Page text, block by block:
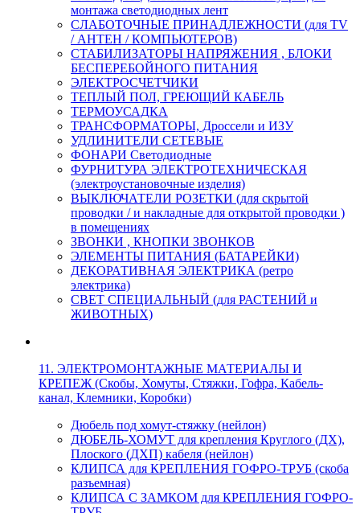
монтажа светодиодных лент
СЛАБОТОЧНЫЕ ПРИНАДЛЕЖНОСТИ (для TV
/ АНТЕН / КОМПЬЮТЕРОВ)
СТАБИЛИЗАТОРЫ НАПРЯЖЕНИЯ , БЛОКИ
БЕСПЕРЕБОЙНОГО ПИТАНИЯ
ЭЛЕКТРОСЧЕТЧИКИ
ТЕПЛЫЙ ПОЛ, ГРЕЮЩИЙ КАБЕЛЬ
ТЕРМОУСАДКА
ТРАНСФОРМАТОРЫ, Дроссели и ИЗУ
УДЛИНИТЕЛИ СЕТЕВЫЕ
ФОНАРИ Светодиодные
ФУРНИТУРА ЭЛЕКТРОТЕХНИЧЕСКАЯ
(электроустановочные изделия)
ВЫКЛЮЧАТЕЛИ РОЗЕТКИ (для скрытой
проводки / и накладные для открытой проводки )
в помещениях
ЗВОНКИ , КНОПКИ ЗВОНКОВ
ЭЛЕМЕНТЫ ПИТАНИЯ (БАТАРЕЙКИ)
ДЕКОРАТИВНАЯ ЭЛЕКТРИКА (ретро
электрика)
СВЕТ СПЕЦИАЛЬНЫЙ (для РАСТЕНИЙ и
ЖИВОТНЫХ)
11. ЭЛЕКТРОМОНТАЖНЫЕ МАТЕРИАЛЫ И
КРЕПЕЖ (Скобы, Хомуты, Стяжки, Гофра, Кабель-
канал, Клемники, Коробки)
Дюбель под хомут-стяжку (нейлон)
ДЮБЕЛЬ-ХОМУТ для крепления Круглого (ДХ),
Плоского (ДХП) кабеля (нейлон)
КЛИПСА для КРЕПЛЕНИЯ ГОФРО-ТРУБ (скоба
разъемная)
КЛИПСА С ЗАМКОМ для КРЕПЛЕНИЯ ГОФРО-